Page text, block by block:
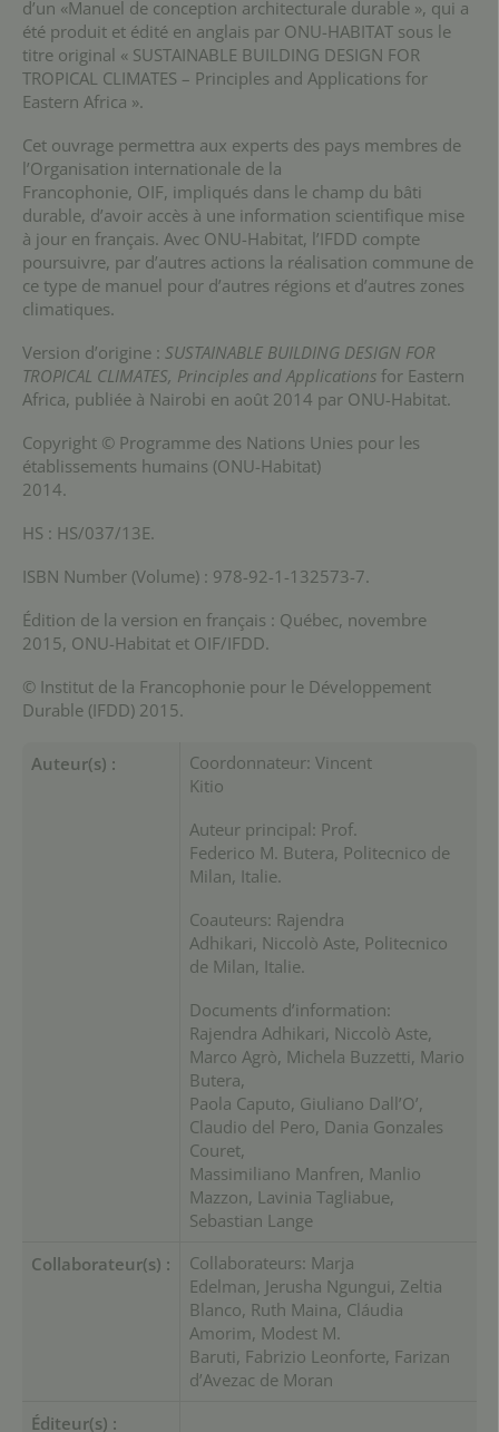
d’un «Manuel de conception architecturale durable », qui a
été produit et édité en anglais par ONU-HABITAT sous le
titre original « SUSTAINABLE BUILDING DESIGN FOR
TROPICAL CLIMATES – Principles and Applications for
Eastern Africa ».
Cet ouvrage permettra aux experts des pays membres de
l’Organisation internationale de la
Francophonie, OIF, impliqués dans le champ du bâti
durable, d’avoir accès à une information scientifique mise
à jour en français. Avec ONU-Habitat, l’IFDD compte
poursuivre, par d’autres actions la réalisation commune de
ce type de manuel pour d’autres régions et d’autres zones
climatiques.
Version d’origine : SUSTAINABLE BUILDING DESIGN FOR
TROPICAL CLIMATES, Principles and Applications for Eastern
Africa, publiée à Nairobi en août 2014 par ONU-Habitat.
Copyright © Programme des Nations Unies pour les
établissements humains (ONU-Habitat)
2014.
HS : HS/037/13E.
ISBN Number (Volume) : 978-92-1-132573-7.
Édition de la version en français : Québec, novembre
2015, ONU-Habitat et OIF/IFDD.
© Institut de la Francophonie pour le Développement
Durable (IFDD) 2015.
Auteur(s) :
Coordonnateur: Vincent
Kitio
Auteur principal: Prof.
Federico M. Butera, Politecnico de
Milan, Italie.
Coauteurs: Rajendra
Adhikari, Niccolò Aste, Politecnico
de Milan, Italie.
Documents d’information:
Rajendra Adhikari, Niccolò Aste,
Marco Agrò, Michela Buzzetti, Mario
Butera,
Paola Caputo, Giuliano Dall’O’,
Claudio del Pero, Dania Gonzales
Couret,
Massimiliano Manfren, Manlio
Mazzon, Lavinia Tagliabue,
Sebastian Lange
Collaborateur(s) :
Collaborateurs: Marja
Edelman, Jerusha Ngungui, Zeltia
Blanco, Ruth Maina, Cláudia
Amorim, Modest M.
Baruti, Fabrizio Leonforte, Farizan
d’Avezac de Moran
Éditeur(s) :